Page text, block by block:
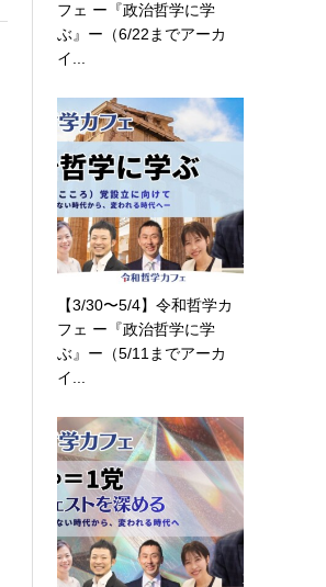
フェ ー『政治哲学に学
ぶ』ー（6/22までアーカ
イ...
【3/30〜5/4】令和哲学カ
フェ ー『政治哲学に学
ぶ』ー（5/11までアーカ
イ...